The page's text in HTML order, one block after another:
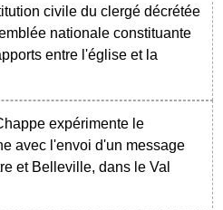
civile du clergé décrétée
nationale constituante
entre l'église et la
expérimente le
avec l'envoi d'un message
et Belleville, dans le Val